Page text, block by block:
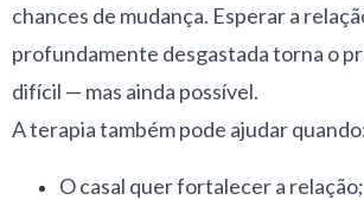
chances de mudança. Esperar a
profundamente desgastada torna o
difícil — mas ainda possível.
A terapia também pode ajudar
O casal quer fortalecer a relação;